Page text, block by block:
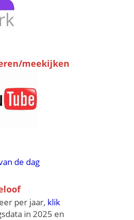
meekijken
de dag
per jaar, klik
in 2025 en